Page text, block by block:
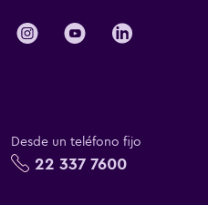
Desde un teléfono fijo
22 337 7600